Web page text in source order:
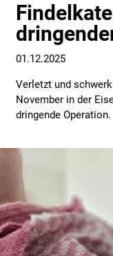
01.12.2025
Verletzt und
November in der
dringende Operation.